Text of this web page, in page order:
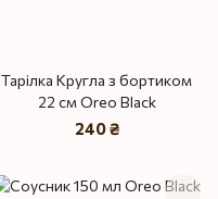
Тарілка Кругла з бортиком
22 см Oreo Black
240 ₴